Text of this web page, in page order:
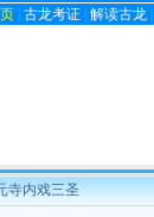
古龙考证 解读古龙
寺内戏三圣